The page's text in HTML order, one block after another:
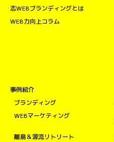
志WEBブランディングとは
WEB力向上コラム
事例紹介
ブランディング
WEBマーケティング
離島＆源流リトリート